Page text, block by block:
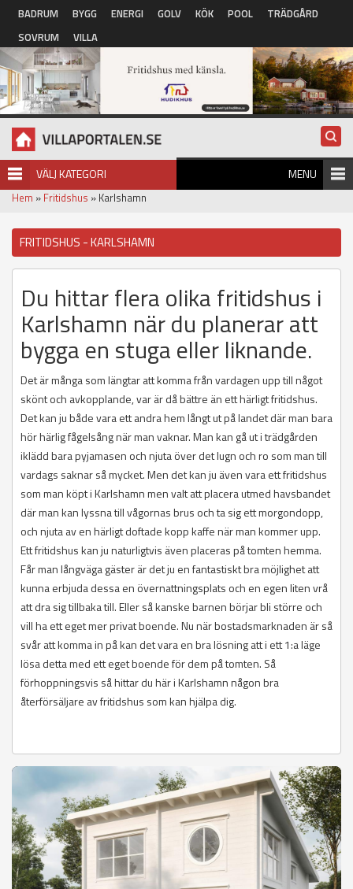
Hoppa till huvudinnehåll
BADRUM BYGG ENERGI GOLV KÖK POOL
TRÄDGÅRD
SOVRUM
VILLA
VÄLJ KATEGORI MENU
Hem » Fritidshus » Karlshamn
FRITIDSHUS - KARLSHAMN
Du hittar flera olika fritidshus i
Karlshamn när du planerar att
bygga en stuga eller liknande.
Det är många som längtar att komma från vardagen upp till något
skönt och avkopplande, var är då bättre än ett härligt fritidshus.
Det kan ju både vara ett andra hem långt ut på landet där man bara
hör härlig fågelsång när man vaknar. Man kan gå ut i trädgården
iklädd bara pyjamasen och njuta över det lugn och ro som man till
vardags saknar så mycket. Men det kan ju även vara ett fritidshus
som man köpt i Karlshamn men valt att placera utmed havsbandet
där man kan lyssna till vågornas brus och ta sig ett morgondopp,
och njuta av en härligt doftade kopp kaffe när man kommer upp.
Ett fritidshus kan ju naturligtvis även placeras på tomten hemma.
Får man långväga gäster är det ju en fantastiskt bra möjlighet att
kunna erbjuda dessa en övernattningsplats och en egen liten vrå
att dra sig tillbaka till. Eller så kanske barnen börjar bli större och
vill ha ett eget mer privat boende. Nu när bostadsmarknaden är så
svår att komma in på kan det vara en bra lösning att i ett 1:a läge
lösa detta med ett eget boende för dem på tomten. Så
förhoppningsvis så hittar du här i Karlshamn någon bra
återförsäljare av fritidshus som kan hjälpa dig.